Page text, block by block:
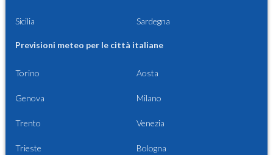
Sicilia Sardegna
Previsioni meteo per le città italiane
Torino Aosta
Genova Milano
Trento Venezia
Trieste Bologna